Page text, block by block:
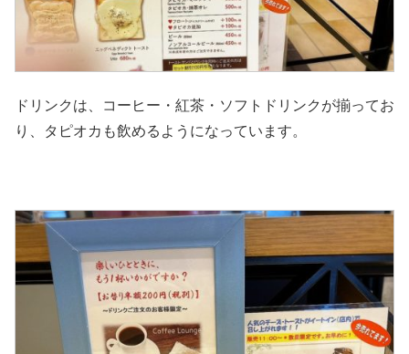
ドリンクは、コーヒー・紅茶・ソフトドリンクが揃ってお
り、タピオカも飲めるようになっています。